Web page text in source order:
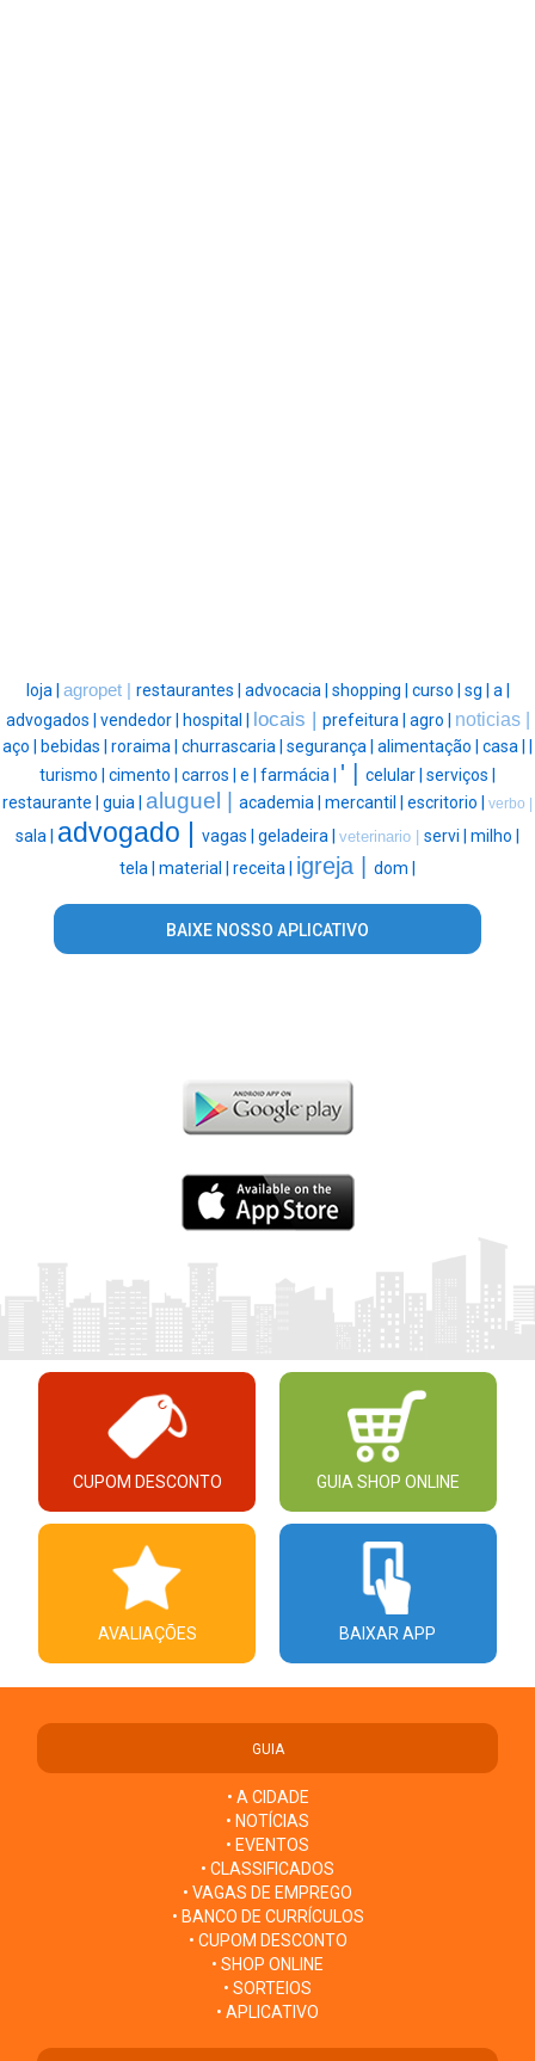
loja | agropet | restaurantes | advocacia | shopping | curso | sg | a |
advogados | vendedor | hospital | locais | prefeitura | agro | noticias |
aço | bebidas | roraima | churrascaria | segurança | alimentação | casa | |
turismo | cimento | carros | e | farmácia | ' | celular | serviços |
restaurante | guia | aluguel | academia | mercantil | escritorio | verbo |
sala | advogado | vagas | geladeira | veterinario | servi | milho |
tela | material | receita | igreja | dom |
BAIXE NOSSO APLICATIVO
CUPOM DESCONTO GUIA SHOP ONLINE
AVALIAÇÕES BAIXAR APP
GUIA
• A CIDADE
• NOTÍCIAS
• EVENTOS
• CLASSIFICADOS
• VAGAS DE EMPREGO
• BANCO DE CURRÍCULOS
• CUPOM DESCONTO
• SHOP ONLINE
• SORTEIOS
• APLICATIVO